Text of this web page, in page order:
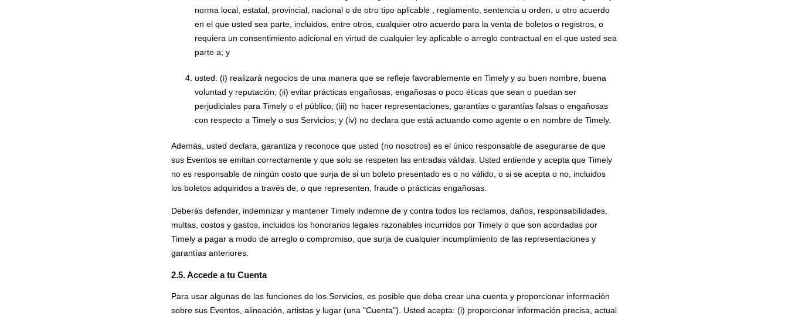
norma local, estatal, provincial, nacional o de otro tipo aplicable , reglamento, sentencia u orden, u otro acuerdo
en el que usted sea parte, incluidos, entre otros, cualquier otro acuerdo para la venta de boletos o registros, o
requiera un consentimiento adicional en virtud de cualquier ley aplicable o arreglo contractual en el que usted sea
parte a; y
usted: (i) realizará negocios de una manera que se refleje favorablemente en Timely y su buen nombre, buena
voluntad y reputación; (ii) evitar prácticas engañosas, engañosas o poco éticas que sean o puedan ser
perjudiciales para Timely o el público; (iii) no hacer representaciones, garantías o garantías falsas o engañosas
con respecto a Timely o sus Servicios; y (iv) no declara que está actuando como agente o en nombre de Timely.
Además, usted declara, garantiza y reconoce que usted (no nosotros) es el único responsable de asegurarse de que
sus Eventos se emitan correctamente y que solo se respeten las entradas válidas. Usted entiende y acepta que Timely
no es responsable de ningún costo que surja de si un boleto presentado es o no válido, o si se acepta o no, incluidos
los boletos adquiridos a través de, o que representen, fraude o prácticas engañosas.
Deberás defender, indemnizar y mantener Timely indemne de y contra todos los reclamos, daños, responsabilidades,
multas, costos y gastos, incluidos los honorarios legales razonables incurridos por Timely o que son acordadas por
Timely a pagar a modo de arreglo o compromiso, que surja de cualquier incumplimiento de las representaciones y
garantías anteriores.
2.5. Accede a tu Cuenta
Para usar algunas de las funciones de los Servicios, es posible que deba crear una cuenta y proporcionar información
sobre sus Eventos, alineación, artistas y lugar (una "Cuenta"). Usted acepta: (i) proporcionar información precisa, actual